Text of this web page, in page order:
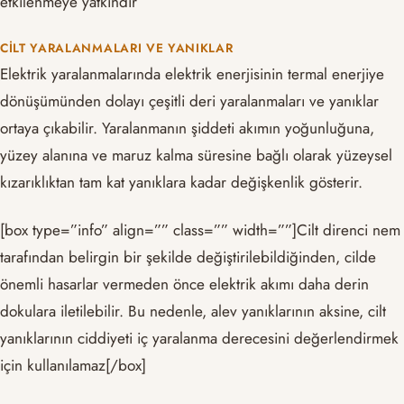
CILT YARALANMALARI VE YANIKLAR
Elektrik yaralanmalarında elektrik enerjisinin termal enerjiye
dönüşümünden dolayı çeşitli deri yaralanmaları ve yanıklar
ortaya çıkabilir. Yaralanmanın şiddeti akımın yoğunluğuna,
yüzey alanına ve maruz kalma süresine bağlı olarak yüzeysel
kızarıklıktan tam kat yanıklara kadar değişkenlik gösterir.
[box type=”info” align=”” class=”” width=””]Cilt direnci nem
tarafından belirgin bir şekilde değiştirilebildiğinden, cilde
önemli hasarlar vermeden önce elektrik akımı daha derin
dokulara iletilebilir. Bu nedenle, alev yanıklarının aksine, cilt
yanıklarının ciddiyeti iç yaralanma derecesini değerlendirmek
için kullanılamaz[/box]